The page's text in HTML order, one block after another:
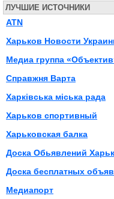
ЛУЧШИЕ ИСТОЧНИКИ
ATN
Харьков Новости
Медиа группа
Справжня Варта
Харківська міська рада
Харьков спортивный
Харьковская балка
Доска Обьявлений
Доска бесплатных
Медиапорт